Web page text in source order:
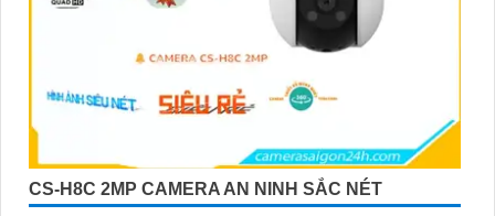
CS-H8C 2MP CAMERA AN NINH SẮC NÉT